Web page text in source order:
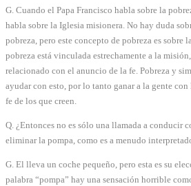
G. Cuando el Papa Francisco habla sobre la
habla sobre la Iglesia misionera. No hay duda
pobreza, pero este concepto de pobreza es sobre
pobreza está vinculada estrechamente a la
relacionado con el anuncio de la fe. Pobreza y
ayudar con esto, por lo tanto ganar a la gente
fe de los que creen.
Q. ¿Entonces no es sólo una llamada a conducir
eliminar la pompa, como es a menudo
G. El lleva un coche pequeño, pero esta es su
palabra “pompa” hay una sensación horrible